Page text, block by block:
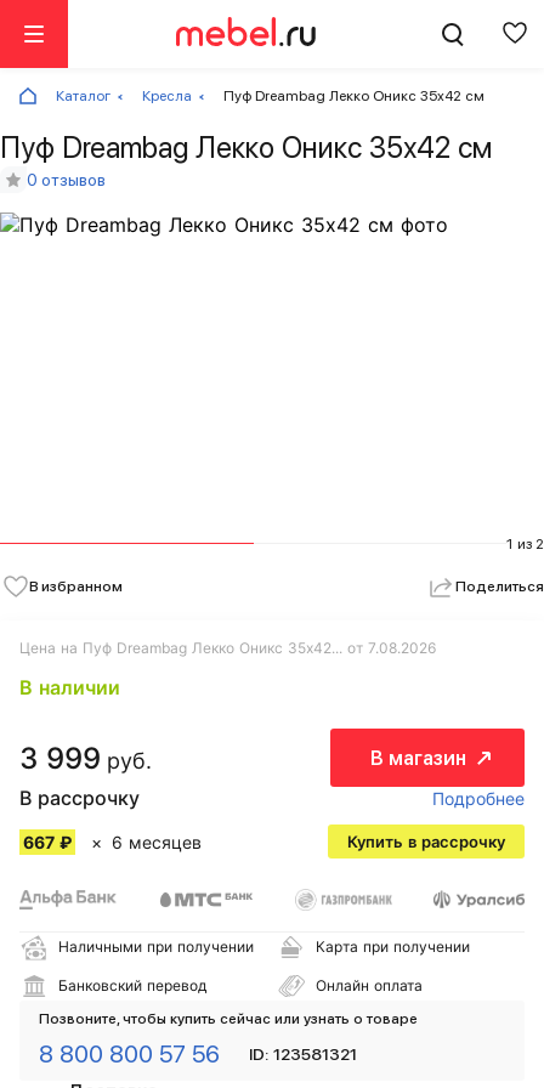
Каталог Кресла Пуф Dreambag Лекко Оникс 35х42 см
Пуф Dreambag Лекко Оникс 35х42 см
0 отзывов
1 из 2
В избранном Поделиться
Цена на Пуф Dreambag Лекко Оникс 35х42... от 7.08.2026
В наличии
3 999 руб. В магазин
В рассрочку Подробнее
667 ₽ 6 месяцев Купить в рассрочку
Наличными при получении Карта при получении
Банковский перевод Онлайн оплата
Позвоните, чтобы купить сейчас или узнать о товаре
8 800 800 57 56 ID: 123581321